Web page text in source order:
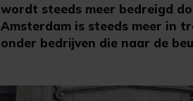
wordt steeds meer bedreigd
Amsterdam is steeds meer in
onder bedrijven die naar de